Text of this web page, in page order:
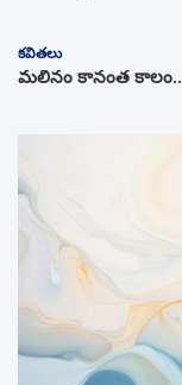
కవితలు
మలినం కానంత కాలం..